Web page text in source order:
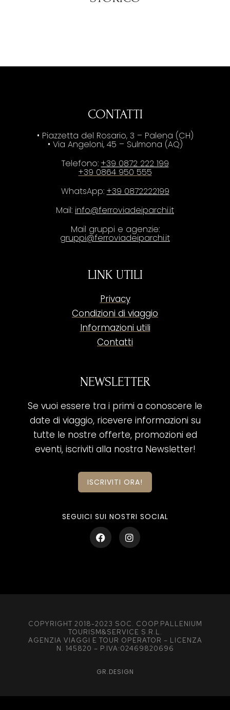
CONTATTI
• Piazzetta del Rosario, 3 – Palena (CH)
• Via Angeloni, 45 – Sulmona (AQ)
Telefono: +39 0872 222 199
+39 0864 950 555
WhatsApp: +39 0872222199
Mail: info@ferroviadeiparchi.it
Mail gruppi e agenzie:
gruppi@ferroviadeiparchi.it
LINK UTILI
Privacy
Condizioni di viaggio
Informazioni utili
Contatti
NEWSLETTER
Se vuoi essere tra i primi a conoscere le
date di viaggio, ricevere informazioni su
tutte le nostre offerte, promozioni ed
eventi, iscriviti alla nostra Newsletter!
ISCRIVITI ORA!
SEGUICI SUI NOSTRI SOCIAL
COPYRIGHT 2018-2023 SOC. COOP.PALLENIUM
TOURISM&SERVICE S.R.L.
AGENZIA VIAGGI E TOUR OPERATOR – LICENZA
N. 145820 – P.IVA:02469820696
GR.DESIGN